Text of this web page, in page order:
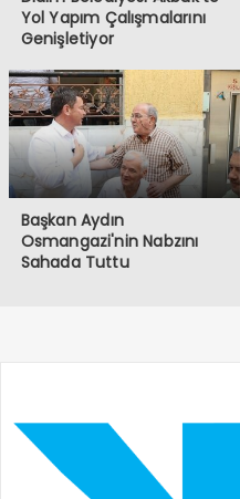
Yol Yapım Çalışmalarını
Genişletiyor
Başkan Aydın
Osmangazi'nin Nabzını
Sahada Tuttu